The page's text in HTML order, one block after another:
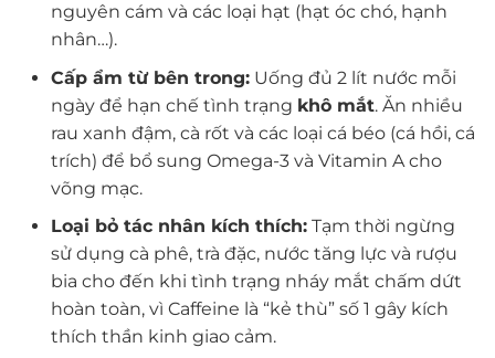
nguyên cám và các loại hạt (hạt óc chó, hạnh
nhân…).
Cấp ẩm từ bên trong:Uống đủ 2 lít nước mỗi
ngày để hạn chế tình trạng khô mắt. Ăn nhiều
rau xanh đậm, cà rốt và các loại cá béo (cá hồi, cá
trích) để bổ sung Omega-3 và Vitamin A cho
võng mạc.
Loại bỏ tác nhân kích thích:Tạm thời ngừng
sử dụng cà phê, trà đặc, nước tăng lực và rượu
bia cho đến khi tình trạng nháy mắt chấm dứt
hoàn toàn, vì Caffeine là “kẻ thù” số 1 gây kích
thích thần kinh giao cảm.